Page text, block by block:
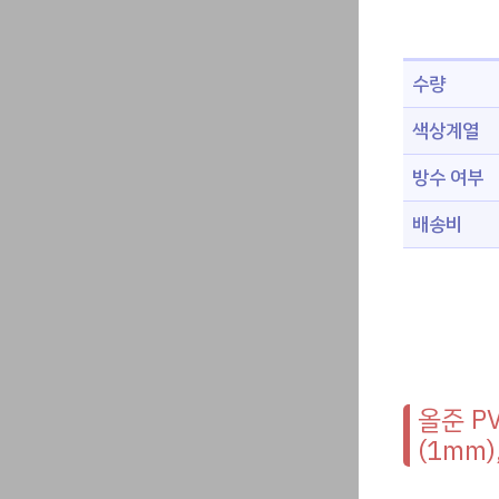
수량
색상계열
방수 여부
배송비
올준